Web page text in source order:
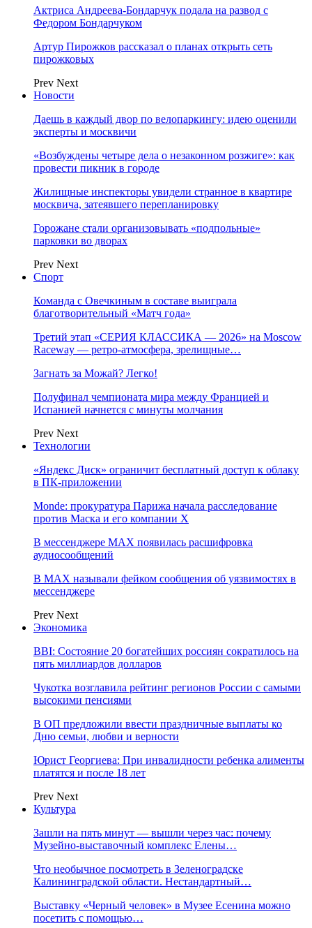
Актриса Андреева-Бондарчук подала на развод с
Федором Бондарчуком
Артур Пирожков рассказал о планах открыть сеть
пирожковых
Prev Next
Новости
Даешь в каждый двор по велопаркингу: идею оценили
эксперты и москвичи
«Возбуждены четыре дела о незаконном розжиге»: как
провести пикник в городе
Жилищные инспекторы увидели странное в квартире
москвича, затеявшего перепланировку
Горожане стали организовывать «подпольные»
парковки во дворах
Prev Next
Спорт
Команда с Овечкиным в составе выиграла
благотворительный «Матч года»
Третий этап «СЕРИЯ КЛАССИКА — 2026» на Moscow
Raceway — ретро‑атмосфера, зрелищные…
Загнать за Можай? Легко!
Полуфинал чемпионата мира между Францией и
Испанией начнется с минуты молчания
Prev Next
Технологии
«Яндекс Диск» ограничит бесплатный доступ к облаку
в ПК-приложении
Monde: прокуратура Парижа начала расследование
против Маска и его компании X
В мессенджере MAX появилась расшифровка
аудиосообщений
В МAX называли фейком сообщения об уязвимостях в
мессенджере
Prev Next
Экономика
BBI: Состояние 20 богатейших россиян сократилось на
пять миллиардов долларов
Чукотка возглавила рейтинг регионов России с самыми
высокими пенсиями
В ОП предложили ввести праздничные выплаты ко
Дню семьи, любви и верности
Юрист Георгиева: При инвалидности ребенка алименты
платятся и после 18 лет
Prev Next
Культура
Зашли на пять минут — вышли через час: почему
Музейно-выставочный комплекс Елены…
Что необычное посмотреть в Зеленоградске
Калининградской области. Нестандартный…
Выставку «Черный человек» в Музее Есенина можно
посетить с помощью…